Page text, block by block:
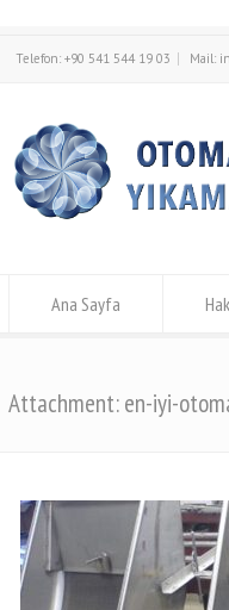
Telefon: +90 541 544 19 03 Mail:
Ana Sayfa
Attachment: en-iyi-